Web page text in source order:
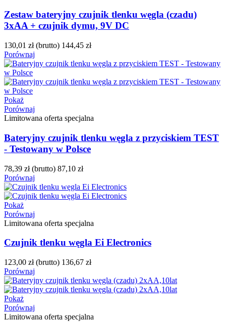
Zestaw bateryjny czujnik tlenku węgla (czadu)
3xAA + czujnik dymu, 9V DC
130,01 zł (brutto) 144,45 zł
Porównaj
Pokaż
Porównaj
Limitowana oferta specjalna
Bateryjny czujnik tlenku węgla z przyciskiem TEST
- Testowany w Polsce
78,39 zł (brutto) 87,10 zł
Porównaj
Pokaż
Porównaj
Limitowana oferta specjalna
Czujnik tlenku węgla Ei Electronics
123,00 zł (brutto) 136,67 zł
Porównaj
Pokaż
Porównaj
Limitowana oferta specjalna